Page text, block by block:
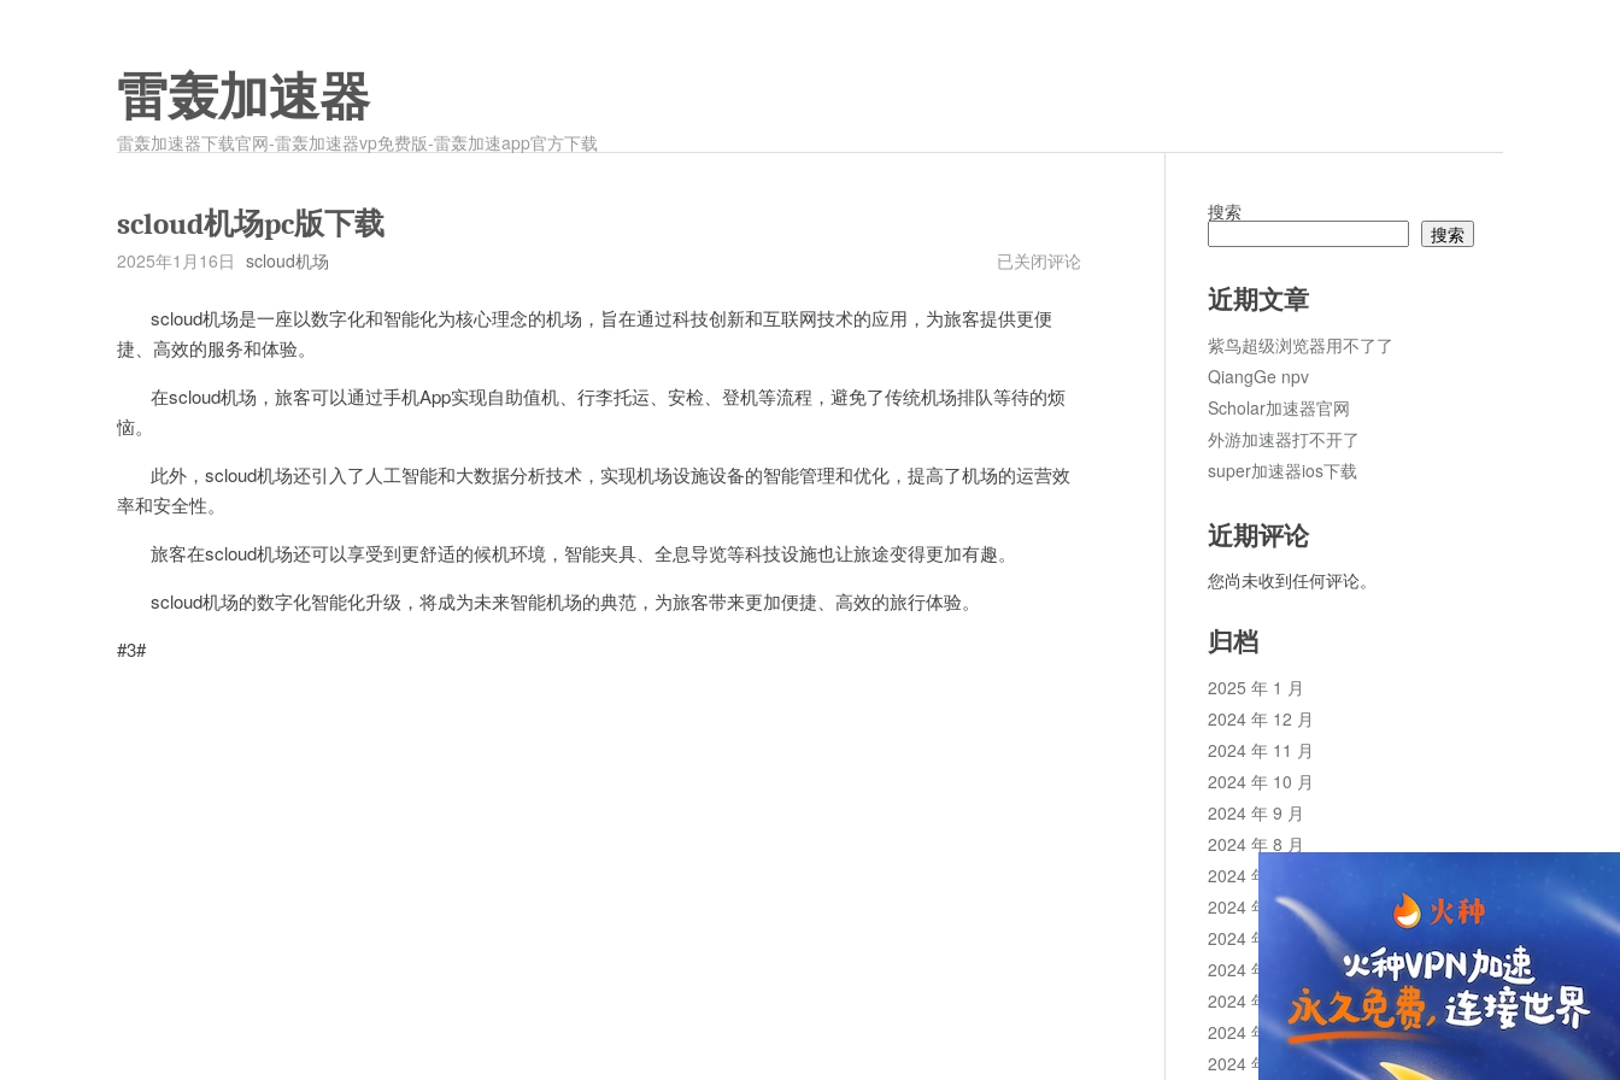
雷轰加速器
雷轰加速器下载官网-雷轰加速器vp免费版-雷轰加速app官方下载
scloud机场pc版下载
2025年1月16日 scloud机场
scloud
pc
已关闭评论
scloud机场是一座以数字化和智能化为核心理念的机场，旨在通过科技创新和互联网技术的应用，为旅客提供更便
捷、高效的服务和体验。
在scloud机场，旅客可以通过手机App实现自助值机、行李托运、安检、登机等流程，避免了传统机场排队等待的烦
恼。
此外，scloud机场还引入了人工智能和大数据分析技术，实现机场设施设备的智能管理和优化，提高了机场的运营效
率和安全性。
旅客在scloud机场还可以享受到更舒适的候机环境，智能夹具、全息导览等科技设施也让旅途变得更加有趣。
scloud机场的数字化智能化升级，将成为未来智能机场的典范，为旅客带来更加便捷、高效的旅行体验。
#3#
搜索
搜索
近期文章
紫鸟超级浏览器用不了了
QiangGe npv
Scholar加速器官网
外游加速器打不开了
super加速器ios下载
近期评论
您尚未收到任何评论。
归档
2025 年 1 月
2024 年 12 月
2024 年 11 月
2024 年 10 月
2024 年 9 月
2024 年 8 月
2024 年 7 月
2024 年 6 月
2024 年 5 月
2024 年 4 月
2024 年 3 月
2024 年 2 月
2024 年 1 月